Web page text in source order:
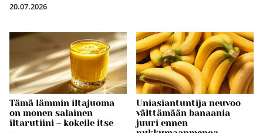
20.07.2026
Tämä lämmin iltajuoma
on monen salainen
iltarutiini – kokeile itse
Uniasiantuntija neuvoo
välttämään banaania
juuri ennen